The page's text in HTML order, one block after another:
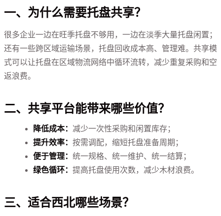
一、为什么需要托盘共享？
很多企业一边在旺季托盘不够用，一边在淡季大量托盘闲置；
还有一些跨区域运输场景，托盘回收成本高、管理难。共享模
式可以让托盘在区域物流网络中循环流转，减少重复采购和空
返浪费。
二、共享平台能带来哪些价值？
降低成本： 减少一次性采购和闲置库存；
提升效率：按需调配，缩短托盘准备周期；
便于管理：统一规格、统一维护、统一结算；
绿色循环：提高托盘使用次数，减少木材浪费。
三、适合西北哪些场景？